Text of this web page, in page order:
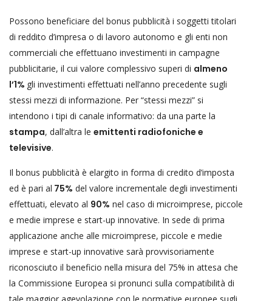
Possono beneficiare del bonus pubblicità i soggetti titolari
di reddito d’impresa o di lavoro autonomo e gli enti non
commerciali che effettuano investimenti in campagne
pubblicitarie, il cui valore complessivo superi di almeno
l’1% gli investimenti effettuati nell’anno precedente sugli
stessi mezzi di informazione. Per “stessi mezzi” si
intendono i tipi di canale informativo: da una parte la
stampa, dall’altra le emittenti radiofoniche e
televisive.
Il bonus pubblicità è elargito in forma di credito d’imposta
ed è pari al 75% del valore incrementale degli investimenti
effettuati, elevato al 90% nel caso di microimprese, piccole
e medie imprese e start-up innovative. In sede di prima
applicazione anche alle microimprese, piccole e medie
imprese e start-up innovative sarà provvisoriamente
riconosciuto il beneficio nella misura del 75% in attesa che
la Commissione Europea si pronunci sulla compatibilità di
tale maggior agevolazione con le normative europee sugli